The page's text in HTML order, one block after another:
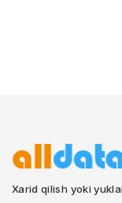
Xarid qilish yoki